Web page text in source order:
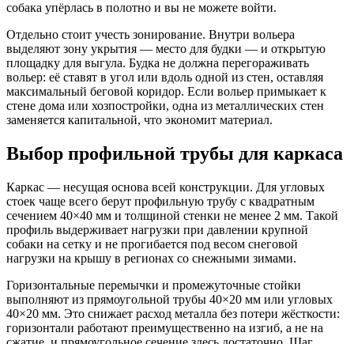
собака упёрлась в полотно и вы не можете войти.
Отдельно стоит учесть зонирование. Внутри вольера
выделяют зону укрытия — место для будки — и открытую
площадку для выгула. Будка не должна перегораживать
вольер: её ставят в угол или вдоль одной из стен, оставляя
максимальный беговой коридор. Если вольер примыкает к
стене дома или хозпостройки, одна из металлических стен
заменяется капитальной, что экономит материал.
Выбор профильной трубы для каркаса
Каркас — несущая основа всей конструкции. Для угловых
стоек чаще всего берут профильную трубу с квадратным
сечением 40×40 мм и толщиной стенки не менее 2 мм. Такой
профиль выдерживает нагрузки при давлении крупной
собаки на сетку и не прогибается под весом снеговой
нагрузки на крышу в регионах со снежными зимами.
Горизонтальные перемычки и промежуточные стойки
выполняют из прямоугольной трубы 40×20 мм или угловых
40×20 мм. Это снижает расход металла без потери жёсткости:
горизонтали работают преимущественно на изгиб, а не на